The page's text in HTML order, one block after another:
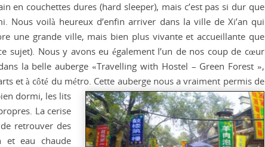
en couchettes dures (hard sleeper), mais c’est pas si dur que
voilà heureux d’enfin arriver dans la ville de Xi’an qui
une grande ville, mais bien plus vivante et accueillante que
sujet). Nous y avons eu également l’un de nos coup de cœur
la belle auberge «Travelling with Hostel – Green Forest »,
et à côté du métro. Cette auberge nous a vraiment permis de
dormi, les lits
La cerise
retrouver des
et eau chaude